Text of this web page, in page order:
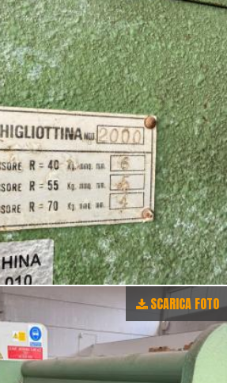
SCARICA FOTO